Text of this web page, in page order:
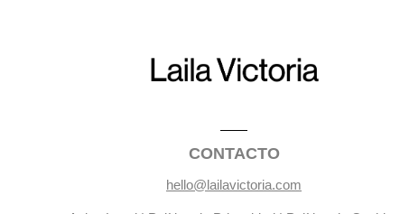
CONTACTO
hello@lailavictoria.com